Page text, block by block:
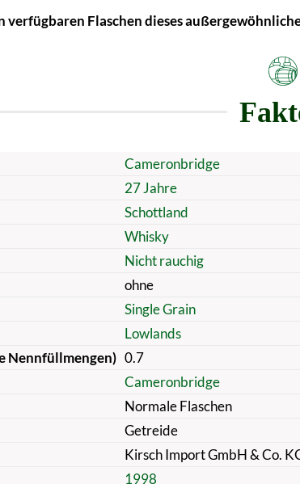
verfügbaren Flaschen dieses
Cameronbridge
27 Jahre
Schottland
Whisky
Nicht rauchig
ohne
Single Grain
Lowlands
Nennfüllmengen) 0.7
Cameronbridge
Normale Flaschen
Getreide
Kirsch Import GmbH & Co.
1998